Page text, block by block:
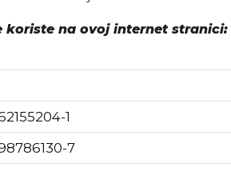
koriste na ovoj internet stranici:
1
7